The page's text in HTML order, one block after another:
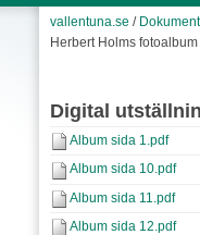
vallentuna.se / Dokument
Herbert Holms fotoalbum
Digital
Album sida 1.pdf
Album sida 10.pdf
Album sida 11.pdf
Album sida 12.pdf